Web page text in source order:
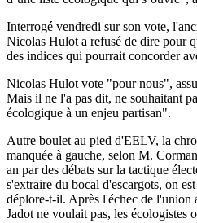
Interrogé vendredi sur son vote,
Nicolas Hulot a refusé de dire pour
des indices qui pourrait concorder
Nicolas Hulot vote "pour nous",
Mais il ne l'a pas dit, ne souhaitant
écologique à un enjeu partisan".
Autre boulet au pied d'EELV, la
manquée à gauche, selon M.
an par des débats sur la tactique
s'extraire du bocal d'escargots, on
déplore-t-il. Après l'échec de
Jadot ne voulait pas, les écologistes